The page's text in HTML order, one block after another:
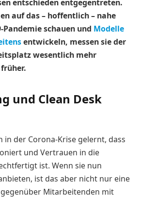
entschieden entgegentreten.
auf das – hoffentlich – nahe
Pandemie schauen und Modelle
entwickeln, messen sie der
wesentlich mehr
und Clean Desk
in der Corona-Krise gelernt, dass
und Vertrauen in die
ist. Wenn sie nun
ist das aber nicht nur eine
Mitarbeitenden mit